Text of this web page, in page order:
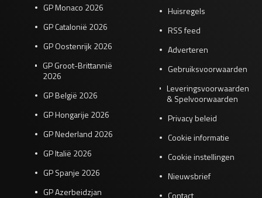
GP Monaco 2026
GP Catalonië 2026
GP Oostenrijk 2026
GP Groot-Brittannië
2026
GP België 2026
GP Hongarije 2026
GP Nederland 2026
GP Italië 2026
GP Spanje 2026
GP Azerbeidzjan
Huisregels
RSS feed
Adverteren
Gebruiksvoorwaarden
Leveringsvoorwaarden
& Spelvoorwaarden
Privacy beleid
Cookie informatie
Cookie instellingen
Nieuwsbrief
Contact